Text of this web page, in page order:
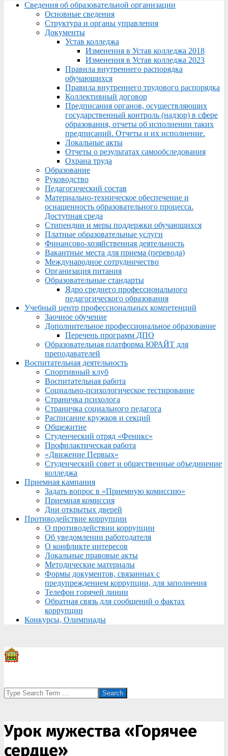
Menu
Сведения об образовательной организации
Основные сведения
Структура и органы управления
Документы
Устав колледжа
Изменения в Устав колледжа 2018
Изменения в Устав колледжа 2023
Правила внутреннего распорядка
обучающихся
Правила внутреннего трудового распорядка
Коллективный договор
Предписания органов, осуществляющих
государственный контроль (надзор) в сфере
образования, отчеты об исполнении таких
предписаний. Отчеты и их исполнение.
Локальные акты
Отчеты о результатах самообследования
Охрана труда
Образование
Руководство
Педагогический состав
Материально-техническое обеспечение и
оснащенность образовательного процесса.
Доступная среда
Стипендии и меры поддержки обучающихся
Платные образовательные услуги
Финансово-хозяйственная деятельность
Вакантные места для приема (перевода)
Международное сотрудничество
Организация питания
Образовательные стандарты
Ядро среднего профессионального
педагогического образования
Учебный центр профессиональных компетенций
Заочное обучение
Дополнительное профессиональное образование
Перечень программ ДПО
Образовательная платформа ЮРАЙТ для
преподавателей
Воспитательная деятельность
Спортивный клуб
Воспитательная работа
Социально-психологическое тестирование
Страничка психолога
Страничка социального педагога
Расписание кружков и секций
Общежитие
Студенческий отряд «Феникс»
Профилактическая работа
«Движение Первых»
Студенческий совет и общественные объединение
колледжа
Приемная кампания
Задать вопрос в «Приемную комиссию»
Приемная комиссия
Дни открытых дверей
Противодействие коррупции
О противодействии коррупции
Об уведомлении работодателя
О конфликте интересов
Локальные правовые акты
Методические материалы
Формы документов, связанных с
предупреждением коррупции, для заполнения
Телефон горячей линии
Обратная связь для сообщений о фактах
коррупции
Конкурсы, Олимпиады
Search
Урок мужества «Горячее
сердце»